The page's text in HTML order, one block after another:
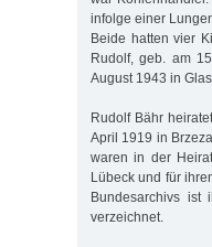
infolge einer
Beide hatten vier
Rudolf, geb. am
August 1943 in
Rudolf Bähr
April 1919 in
waren in der
Lübeck und für
Bundesarchivs
verzeichnet.